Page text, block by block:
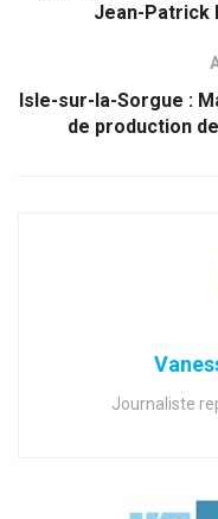
Jean-Patrick
Isle-sur-la-Sorgue :
de production
Journaliste